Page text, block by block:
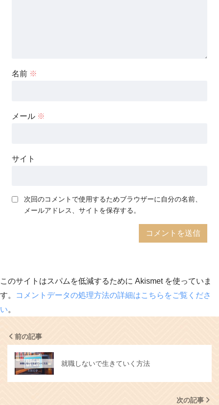
名前 ※
メール ※
サイト
次回のコメントで使用するためブラウザーに自分の名前、
メールアドレス、サイトを保存する。
このサイトはスパムを低減するために Akismet を使っていま
す。
コメントデータの処理方法の詳細はこちらをご覧くださ
い。
前の記事
就職しないで生きていく方法
次の記事